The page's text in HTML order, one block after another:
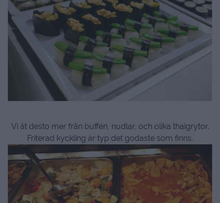
Vi åt desto mer från buffén, nudlar, och olika thaigrytor.
Friterad kyckling är typ det godaste som finns.